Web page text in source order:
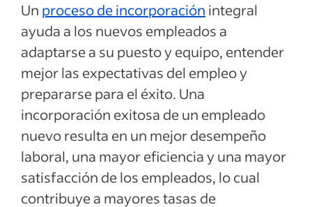
Un proceso de incorporación integral
ayuda a los nuevos empleados a
adaptarse a su puesto y equipo, entender
mejor las expectativas del empleo y
prepararse para el éxito. Una
incorporación exitosa de un empleado
nuevo resulta en un mejor desempeño
laboral, una mayor eficiencia y una mayor
satisfacción de los empleados, lo cual
contribuye a mayores tasas de